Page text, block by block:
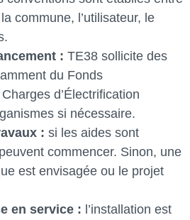
commune, l’utilisateur, le
: TE38 sollicite des
du Fonds
d’Électrification
si nécessaire.
: si les aides sont
commencer. Sinon, une
est envisagée ou le projet
en service : l’installation est